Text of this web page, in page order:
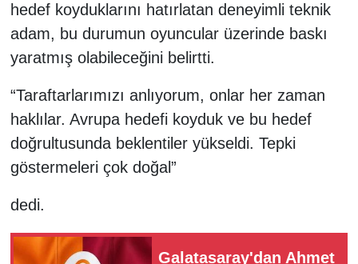
hedef koyduklarını hatırlatan deneyimli teknik
adam, bu durumun oyuncular üzerinde baskı
yaratmış olabileceğini belirtti.
“Taraftarlarımızı anlıyorum, onlar her zaman
haklılar. Avrupa hedefi koyduk ve bu hedef
doğrultusunda beklentiler yükseldi. Tepki
göstermeleri çok doğal”
dedi.
Galatasaray'dan Ahmet